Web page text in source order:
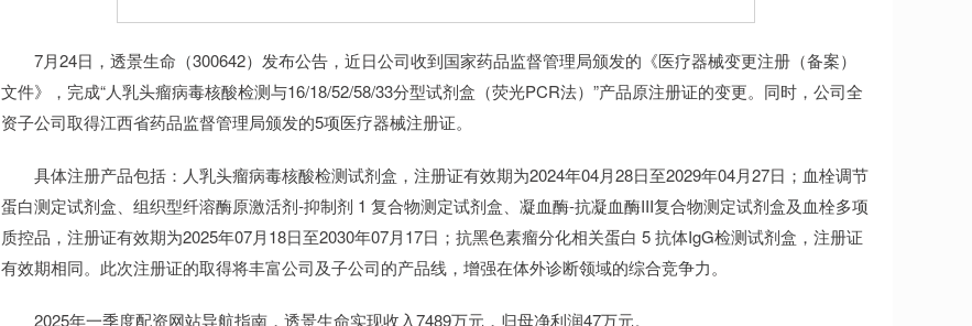
7月24日，透景生命（300642）发布公告，近日公司收到国家药品监督管理局颁发的《医疗器械变更注册（备案）
文件》，完成“人乳头瘤病毒核酸检测与16/18/52/58/33分型试剂盒（荧光PCR法）”产品原注册证的变更。同时，公司全
资子公司取得江西省药品监督管理局颁发的5项医疗器械注册证。
具体注册产品包括：人乳头瘤病毒核酸检测试剂盒，注册证有效期为2024年04月28日至2029年04月27日；血栓调节
蛋白测定试剂盒、组织型纤溶酶原激活剂-抑制剂 1 复合物测定试剂盒、凝血酶-抗凝血酶III复合物测定试剂盒及血栓多项
质控品，注册证有效期为2025年07月18日至2030年07月17日；抗黑色素瘤分化相关蛋白 5 抗体IgG检测试剂盒，注册证
有效期相同。此次注册证的取得将丰富公司及子公司的产品线，增强在体外诊断领域的综合竞争力。
2025年一季度配资网站导航指南，透景生命实现收入7489万元，归母净利润47万元。